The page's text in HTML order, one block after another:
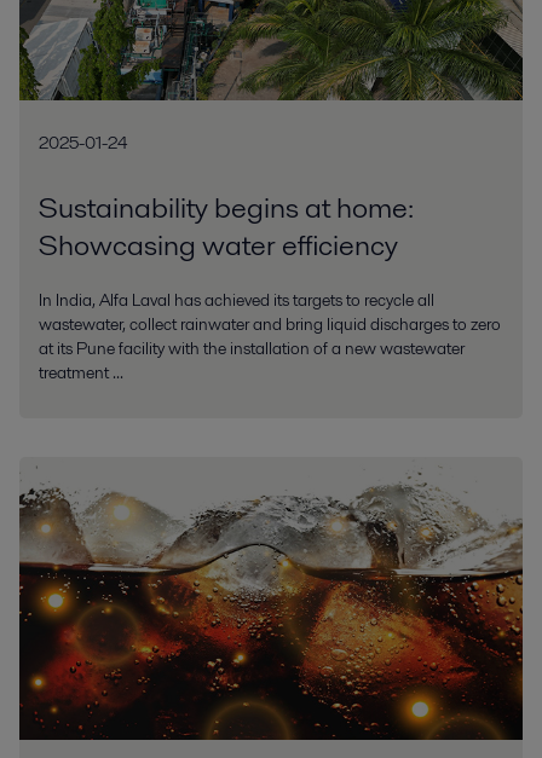
2025-01-24
Sustainability begins at home:
Showcasing water efficiency
In India, Alfa Laval has achieved its targets to recycle all
wastewater, collect rainwater and bring liquid discharges to zero
at its Pune facility with the installation of a new wastewater
treatment ...